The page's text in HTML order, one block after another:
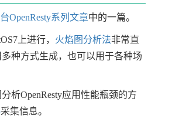
OpenResty系列文章中的一篇。
上进行， 火焰图分析法非常直
种方式生成，也可以用于各种场
析OpenResty应用性能瓶颈的方
采集信息。